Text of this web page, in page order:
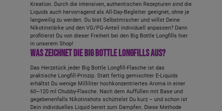
Kreation. Durch die intensiven, authentischen Rezepturen sind die
Liquids auch hervorragend als All-Day-Begleiter geeignet, ohne je
langweilig zu werden. Du bist Selbstmischer und willst Deine
Nikotinstärke und den VG/PG-Anteil individuell anpassen? Dann
profitierst Du von dieser Freiheit bei den Big Bottle Longfills hier
in unserem Shop!
Was zeichnet die Big Bottle Longfills aus?
Das Herzstück jeder Big Bottle Longfill-Flasche ist das
praktische Longfill-Prinzip. Statt fertig gemischter E-Liquids
erhältst Du wenige Milliliter hochkonzentriertes Aroma in einer
60–120 ml Chubby-Flasche. Nach dem Auffüllen mit Base und
gegebenenfalls Nikotinshots schüttelst Du kurz – und schon ist
Dein individuelles Liquid bereit zum Dampfen. Diese Methode